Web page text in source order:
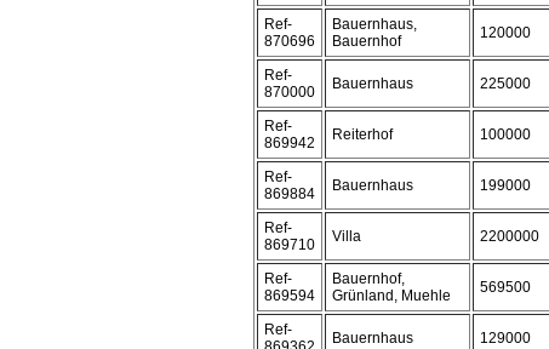
Ref-
870696
Bauernhaus,
Bauernhof
120000
Ref-
870000
Bauernhaus 225000
Ref-
869942
Reiterhof 100000
Ref-
869884
Bauernhaus 199000
Ref-
869710
Villa 2200000
Ref-
869594
Bauernhof,
Grünland, Muehle
569500
Ref-
Bauernhaus 129000